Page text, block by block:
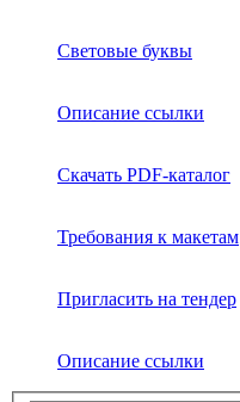
Световые буквы
Описание ссылки
Скачать PDF-каталог
Требования к макетам
Пригласить на тендер
Описание ссылки